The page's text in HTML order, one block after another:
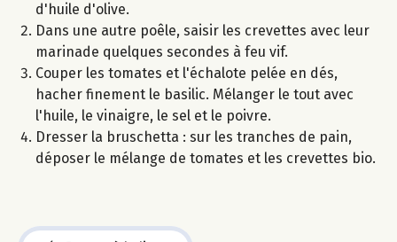
d'huile d'olive.
Dans une autre poêle, saisir les crevettes avec leur
marinade quelques secondes à feu vif.
Couper les tomates et l'échalote pelée en dés,
hacher finement le basilic. Mélanger le tout avec
l'huile, le vinaigre, le sel et le poivre.
Dresser la bruschetta : sur les tranches de pain,
déposer le mélange de tomates et les crevettes bio.